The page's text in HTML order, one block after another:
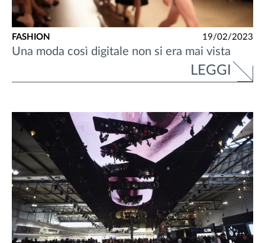
FASHION 19/02/2023
Una moda così digitale non si era mai vista
LEGGI